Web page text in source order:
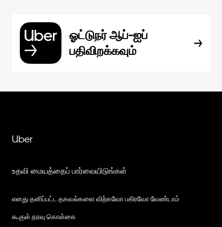
ஓட்டுநர் ஆப்-ஐப்
பதிவிறக்கவும்
Uber
உதவி மையத்தைப் பார்வையிடுங்கள்
எனது தனிப்பட்ட தகவல்களை விற்கவோ பகிரவோ வேண்டாம்
கூகுள் தரவு கொள்கை